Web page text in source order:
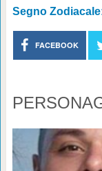
Segno
FACEBOOK